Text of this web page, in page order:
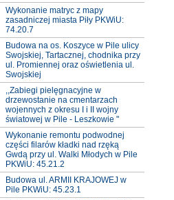
Wykonanie matryc z mapy
zasadniczej miasta Piły PKWiU:
74.20.7
Budowa na os. Koszyce w Pile ulicy
Swojskiej, Tartacznej, chodnika przy
ul. Promiennej oraz oświetlenia ul.
Swojskiej
,,Zabiegi pielęgnacyjne w
drzewostanie na cmentarzach
wojennych z okresu I i II wojny
światowej w Pile - Leszkowie "
Wykonanie remontu podwodnej
części filarów kładki nad rzęką
Gwdą przy ul. Walki Młodych w Pile
PKWiU: 45.21.2
Budowa ul. ARMII KRAJOWEJ w
Pile PKWiU: 45.23.1